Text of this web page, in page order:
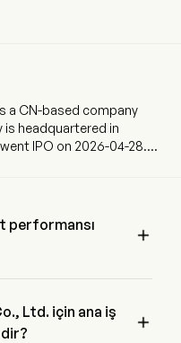
a CN-based company
IPO on 2026-04-28.
of photon
The Company’s
PACE, and other products.
used in the big data, cloud
biomedicine,
performansı

Ltd. için ana iş
